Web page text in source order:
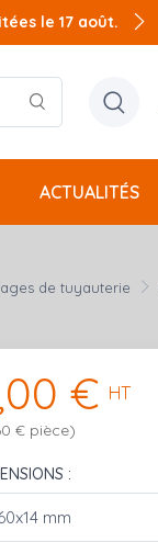
le 17 août.
ACTUALITÉS
de tuyauterie
€ HT
€ pièce)
: